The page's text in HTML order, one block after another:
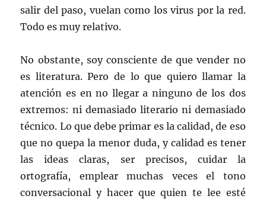
salir del paso, vuelan como los virus por la red.
Todo es muy relativo.
No obstante, soy consciente de que vender no
es literatura. Pero de lo que quiero llamar la
atención es en no llegar a ninguno de los dos
extremos: ni demasiado literario ni demasiado
técnico. Lo que debe primar es la calidad, de eso
que no quepa la menor duda, y calidad es tener
las ideas claras, ser precisos, cuidar la
ortografía, emplear muchas veces el tono
conversacional y hacer que quien te lee esté